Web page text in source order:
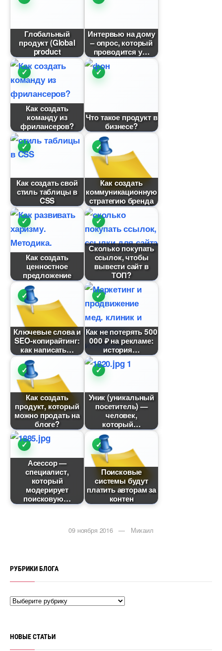
Глобальный
продукт (Global
product
Интервью на дому
– опрос, который
проводится у
Как создать
команду из
фрилансеров?
Что такое продукт
изнесе?
Как создать свой
стиль таблицы
CSS
Как создать
коммуникационную
стратегию бренда
Как создать
ценностное
предложение
Сколько покупать
ссылок, чтобы
ывести сайт
ТОП?
Ключевые слова и
SEO-копирайтинг:
как написать
Как не потерять 500
000 ₽ на рекламе:
история
Как создать
продукт, который
можно продать на
логе?
Уник (уникальный
посетитель) —
человек,
который
Асессор —
специалист,
который
модерирует
поисковую
Поисковые
системы будут
платить авторам за
контен
09 ноября 2016 — Михаил
РУБРИКИ БЛОГА
НОВЫЕ СТАТЬИ